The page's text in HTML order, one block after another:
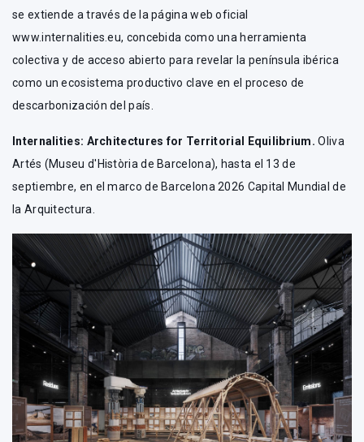
se extiende a través de la página web oficial
www.internalities.eu, concebida como una herramienta
colectiva y de acceso abierto para revelar la península ibérica
como un ecosistema productivo clave en el proceso de
descarbonización del país.
Internalities: Architectures for Territorial Equilibrium. Oliva
Artés (Museu d'Història de Barcelona), hasta el 13 de
septiembre, en el marco de Barcelona 2026 Capital Mundial de
la Arquitectura.